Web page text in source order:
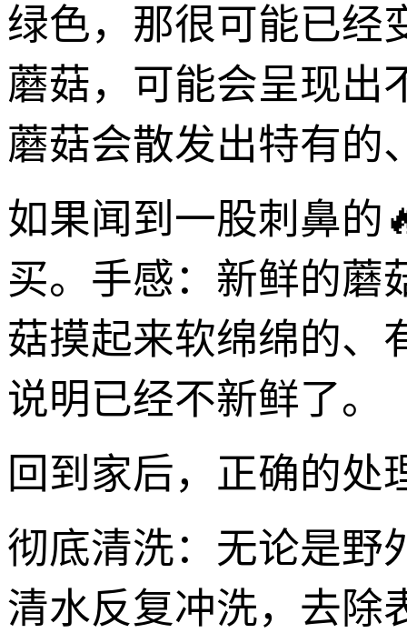
绿色，那很可能已经
蘑菇，可能会呈现出
蘑菇会散发出特有的
如果闻到一股刺鼻的
买。手感：新鲜的蘑
菇摸起来软绵绵的、
说明已经不新鲜了。
回到家后，正确的处
彻底清洗：无论是野
清水反复冲洗，去除